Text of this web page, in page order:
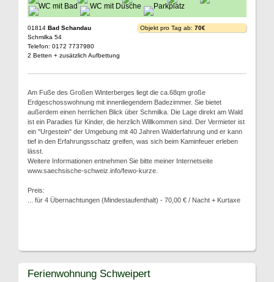
01814 Bad Schandau
Schmilka 54
Telefon: 0172 7737980
2 Betten + zusätzlich Aufbettung
Objekt pro Tag ab: 70€
Am Fuße des Großen Winterberges liegt die ca.68qm große
Erdgeschosswohnung mit innenliegendem Badezimmer. Sie bietet
außerdem einen herrlichen Blick über Schmilka. Die Lage direkt am Wald
ist ein Paradies für Kinder, die herzlich Willkommen sind. Der Vermieter ist
ein "Urgestein" der Umgebung mit 40 Jahren Walderfahrung und er kann
tief in den Erfahrungsschatz greifen, was sich beim Kaminfeuer erleben
lässt.
Weitere Informationen entnehmen Sie bitte meiner Internetseite
www.saechsische-schweiz.info/fewo-kurze.
Preis:
... für 4 Übernachtungen (Mindestaufenthalt) - 70,00 € / Nacht + Kurtaxe
Ferienwohnung Schweipert